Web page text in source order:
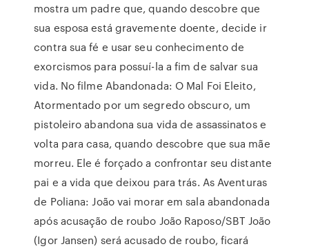
mostra um padre que, quando descobre que
sua esposa está gravemente doente, decide ir
contra sua fé e usar seu conhecimento de
exorcismos para possuí-la a fim de salvar sua
vida. No filme Abandonada: O Mal Foi Eleito,
Atormentado por um segredo obscuro, um
pistoleiro abandona sua vida de assassinatos e
volta para casa, quando descobre que sua mãe
morreu. Ele é forçado a confrontar seu distante
pai e a vida que deixou para trás. As Aventuras
de Poliana: João vai morar em sala abandonada
após acusação de roubo João Raposo/SBT João
(Igor Jansen) será acusado de roubo, ficará